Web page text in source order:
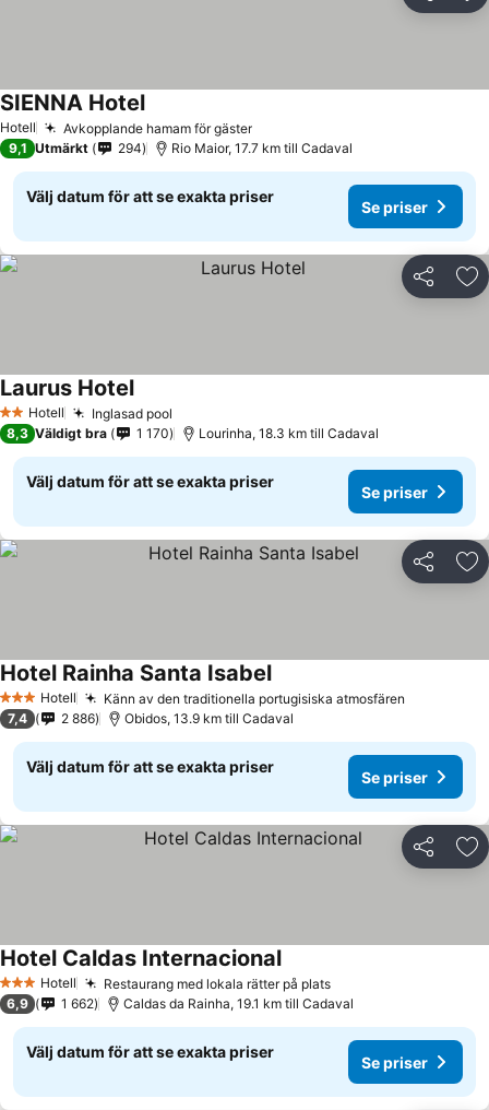
Hotell Avkopplande hamam för gäster
SIENNA Hotel
9,1 Utmärkt 294 Rio Maior, 17.7 km till Cadaval
Välj datum för att se exakta priser
Se priser
Dela
2 Stjärnor
Hotell Inglasad pool
Laurus Hotel
8,3 Väldigt bra 1 170 Lourinha, 18.3 km till Cadaval
Välj datum för att se exakta priser
Se priser
Dela
3 StjärnorHotell Känn av den traditionella portugisiska atmosfären
Hotel Rainha Santa Isabel
7,4 2 886 Obidos, 13.9 km till Cadaval
Välj datum för att se exakta priser
Se priser
Dela
3 StjärnorHotell Restaurang med lokala rätter på plats
Hotel Caldas Internacional
6,9 1 662 Caldas da Rainha, 19.1 km till Cadaval
Välj datum för att se exakta priser
Se priser